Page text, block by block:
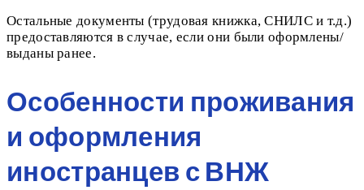
Остальные документы (трудовая книжка, СНИЛС и т.д.)
предоставляются в случае, если они были оформлены/
выданы ранее.
Особенности проживания
и оформления
иностранцев с ВНЖ